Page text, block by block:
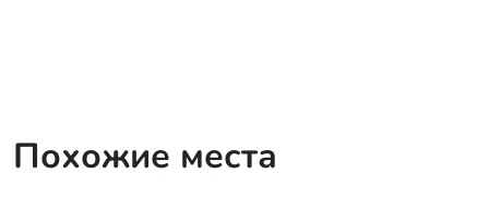
Похожие места